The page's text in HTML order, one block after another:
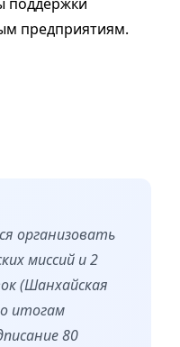
предприятиям.
организовать
миссий и 2
(Шанхайская
итогам
80